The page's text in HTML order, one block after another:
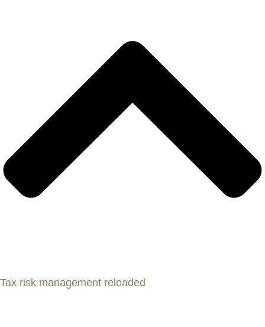
Tax risk management reloaded